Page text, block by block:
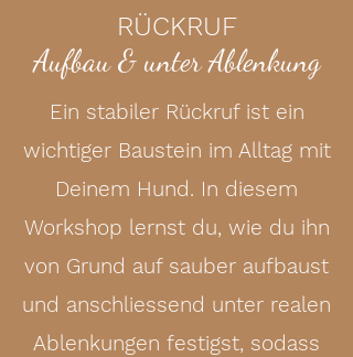
RÜCKRUF
Aufbau & unter Ablenkung
Ein stabiler Rückruf ist ein
wichtiger Baustein im Alltag mit
Deinem Hund. In diesem
Workshop lernst du, wie du ihn
von Grund auf sauber aufbaust
und anschliessend unter realen
Ablenkungen festigst, sodass